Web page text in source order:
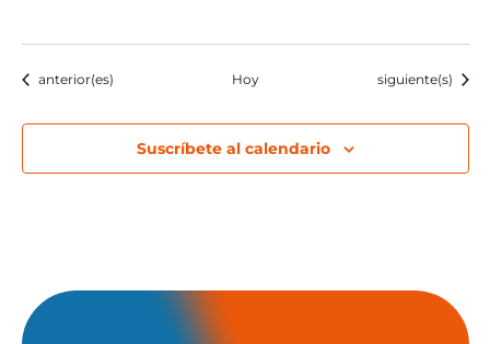
Eventos
anterior(es) Hoy Eventos
siguiente(s)
Suscríbete al calendario